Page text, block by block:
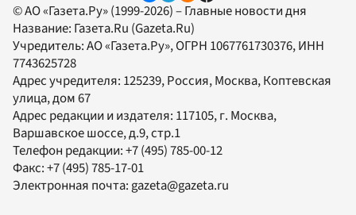
© АО «Газета.Ру» (1999-2026) – Главные новости дня
Название: Газета.Ru (Gazeta.Ru)
Учредитель:АО «Газета.Ру», ОГРН 1067761730376, ИНН
7743625728
Адрес учредителя: 125239, Россия, Москва, Коптевская
улица, дом 67
Адрес редакции и издателя: 117105, г. Москва,
Варшавское шоссе, д.9, стр.1
Телефон редакции:+7 (495) 785-00-12
Факс:+7 (495) 785-17-01
Электронная почта:gazeta@gazeta.ru